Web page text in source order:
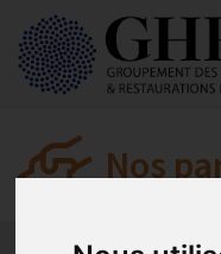
Nos
L’actualité des